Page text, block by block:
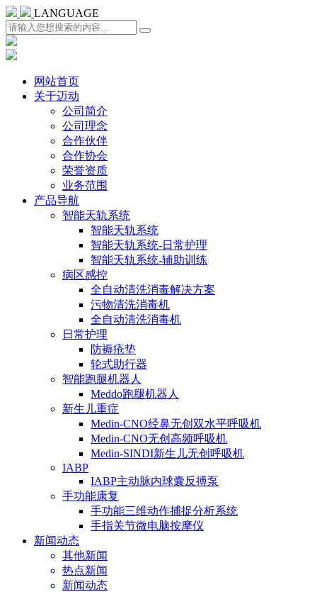
LANGUAGE
网站首页
关于迈动
公司简介
公司理念
合作伙伴
合作协会
荣誉资质
业务范围
产品导航
智能天轨系统
智能天轨系统
智能天轨系统-日常护理
智能天轨系统-辅助训练
病区感控
全自动清洗消毒解决方案
污物清洗消毒机
全自动清洗消毒机
日常护理
防褥疮垫
轮式助行器
智能跑腿机器人
Meddo跑腿机器人
新生儿重症
Medin-CNO经鼻无创双水平呼吸机
Medin-CNO无创高频呼吸机
Medin-SINDI新生儿无创呼吸机
IABP
IABP主动脉内球囊反搏泵
手功能康复
手功能三维动作捕捉分析系统
手指关节微电脑按摩仪
新闻动态
其他新闻
热点新闻
新闻动态